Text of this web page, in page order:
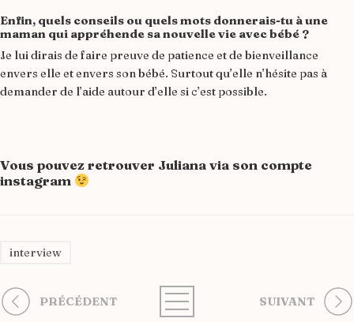
Enfin, quels conseils ou quels mots donnerais-tu à une
maman qui appréhende sa nouvelle vie avec bébé ?
Je lui dirais de faire preuve de patience et de bienveillance
envers elle et envers son bébé. Surtout qu’elle n’hésite pas à
demander de l’aide autour d’elle si c’est possible.
Vous pouvez retrouver Juliana via son compte
instagram
interview
PRÉCÉDENT SUIVANT